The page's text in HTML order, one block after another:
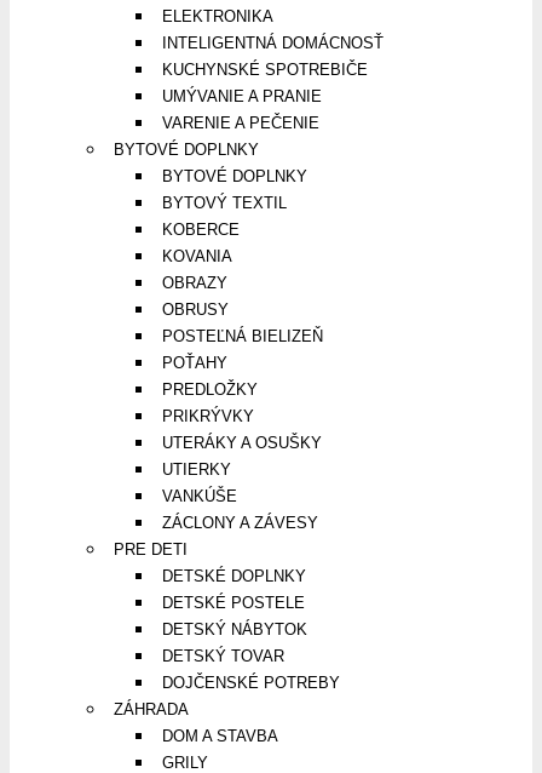
ELEKTRONIKA
INTELIGENTNÁ DOMÁCNOSŤ
KUCHYNSKÉ SPOTREBIČE
UMÝVANIE A PRANIE
VARENIE A PEČENIE
BYTOVÉ DOPLNKY
BYTOVÉ DOPLNKY
BYTOVÝ TEXTIL
KOBERCE
KOVANIA
OBRAZY
OBRUSY
POSTEĽNÁ BIELIZEŇ
POŤAHY
PREDLOŽKY
PRIKRÝVKY
UTERÁKY A OSUŠKY
UTIERKY
VANKÚŠE
ZÁCLONY A ZÁVESY
PRE DETI
DETSKÉ DOPLNKY
DETSKÉ POSTELE
DETSKÝ NÁBYTOK
DETSKÝ TOVAR
DOJČENSKÉ POTREBY
ZÁHRADA
DOM A STAVBA
GRILY